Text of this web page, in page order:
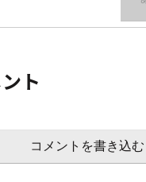
ト
コメントを書き込む